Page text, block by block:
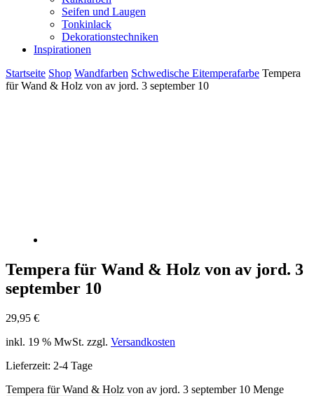
Seifen und Laugen
Tonkinlack
Dekorationstechniken
Inspirationen
Startseite Shop Wandfarben Schwedische Eitemperafarbe Tempera
für Wand & Holz von av jord. 3 september 10
Tempera für Wand & Holz von av jord. 3
september 10
29,95 €
inkl. 19 % MwSt. zzgl. Versandkosten
Lieferzeit: 2-4 Tage
Tempera für Wand & Holz von av jord. 3 september 10 Menge